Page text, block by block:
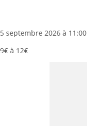
5 septembre 2026 à 11:00
9€ à 12€